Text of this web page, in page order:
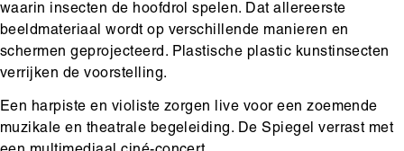
waarin insecten de hoofdrol spelen. Dat allereerste
beeldmateriaal wordt op verschillende manieren en
schermen geprojecteerd. Plastische plastic kunstinsecten
verrijken de voorstelling.
Een harpiste en violiste zorgen live voor een zoemende
muzikale en theatrale begeleiding. De Spiegel verrast met